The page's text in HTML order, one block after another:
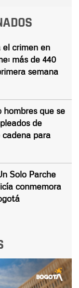
el crimen en
más de 440
semana
que se
de
cadena para
Solo Parche
conmemora